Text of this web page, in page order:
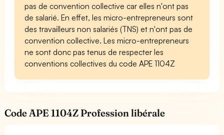
pas de convention collective car elles n'ont pas
de salarié. En effet, les micro-entrepreneurs sont
des travailleurs non salariés (TNS) et n'ont pas de
convention collective. Les micro-entrepreneurs
ne sont donc pas tenus de respecter les
conventions collectives du code APE 1104Z
Code APE 1104Z Profession libérale